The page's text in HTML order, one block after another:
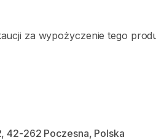
za wypożyczenie tego
42-262 Poczesna, Polska